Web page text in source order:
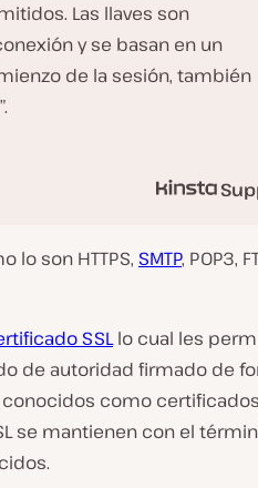
Las llaves son
y se basan en un
de la sesión, también
lo son HTTPS, SMTP, POP3,
SSLlo cual les
de autoridad firmado de
como certificados
se mantienen con el